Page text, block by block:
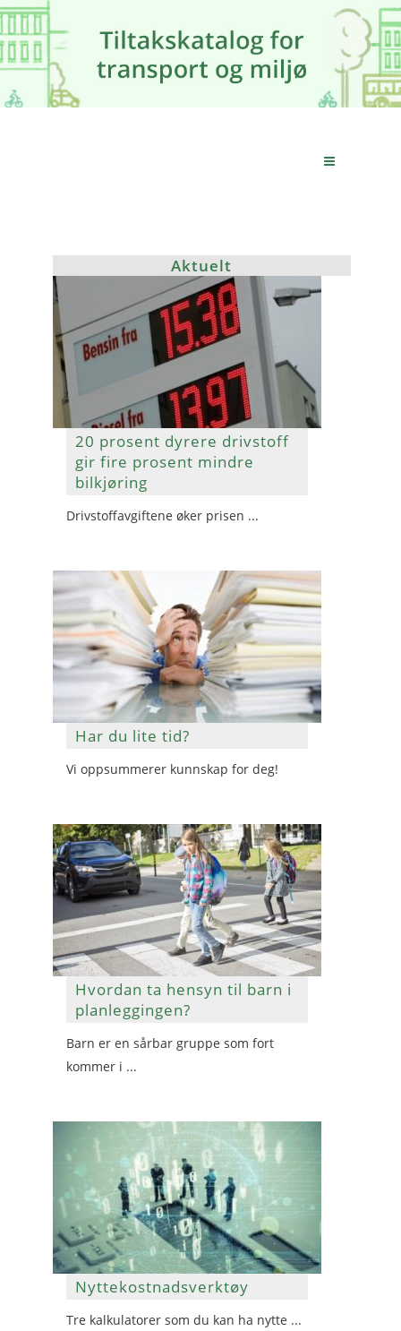
Aktuelt
20 prosent dyrere drivstoff
gir fire prosent mindre
bilkjøring
Drivstoffavgiftene øker prisen ...
Har du lite tid?
Vi oppsummerer kunnskap for deg!
Hvordan ta hensyn til barn i
planleggingen?
Barn er en sårbar gruppe som fort
kommer i ...
Nyttekostnadsverktøy
Tre kalkulatorer som du kan ha nytte ...